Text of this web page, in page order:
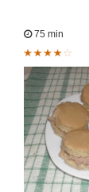
75 min